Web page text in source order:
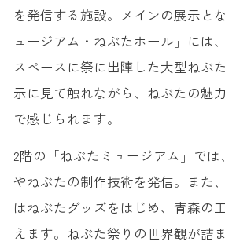
を発信する施設。メインの展示と
ュージアム・ねぶたホール」には
スペースに祭に出陣した大型ねぶ
示に見て触れながら、ねぶたの魅
で感じられます。
2階の「ねぶたミュージアム」で
やねぶたの制作技術を発信。また
はねぶたグッズをはじめ、青森の
えます。ねぶた祭りの世界観が詰